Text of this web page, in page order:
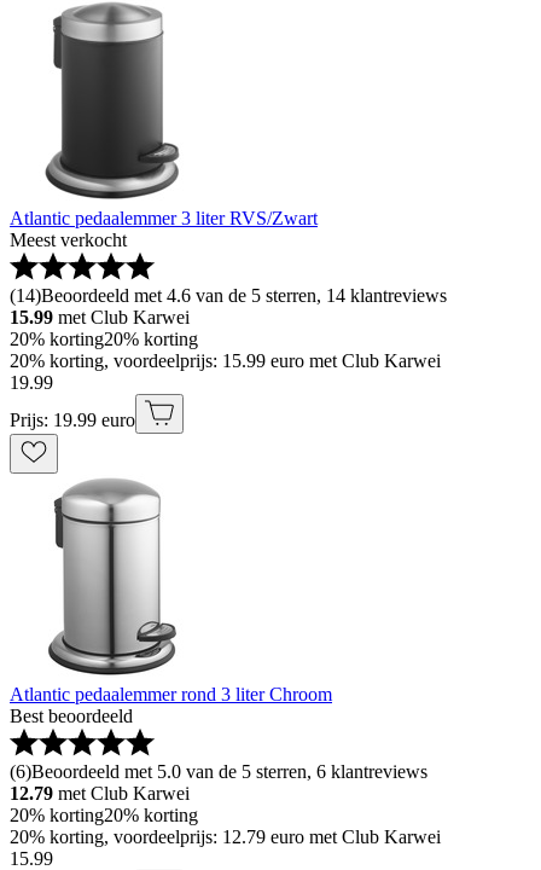
Atlantic pedaalemmer 3 liter RVS/Zwart
Meest verkocht
(14)Beoordeeld met 4.6 van de 5 sterren, 14 klantreviews
15.99 met Club Karwei
20% korting20% korting
20% korting, voordeelprijs: 15.99 euro met Club Karwei
19.99
Prijs: 19.99 euro
Atlantic pedaalemmer rond 3 liter Chroom
Best beoordeeld
(6)Beoordeeld met 5.0 van de 5 sterren, 6 klantreviews
12.79 met Club Karwei
20% korting20% korting
20% korting, voordeelprijs: 12.79 euro met Club Karwei
15.99